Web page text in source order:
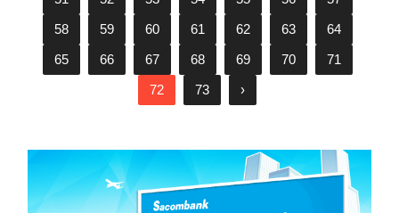
58
59 60 61 62 63
64
65
66 67 68 69 70
71
72
73 ›